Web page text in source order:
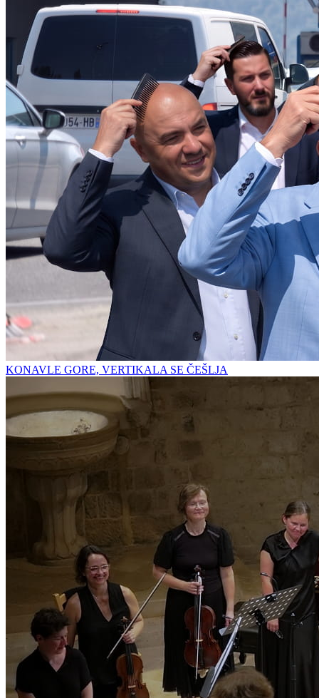
KONAVLE GORE, VERTIKALA SE ČEŠLJA